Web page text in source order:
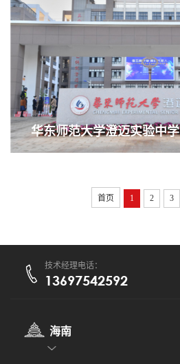
华东师范大学澄迈实验中学
首页 1 2 3
技术经理电话：
13697542592
海南